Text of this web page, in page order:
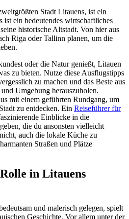
Stadt Litauens, ist ein
ein bedeutendes wirtschaftliches
historische Altstadt. Von hier aus
Riga oder Tallinn planen, um die
oder die Natur genießt, Litauen
zu bieten. Nutze diese Ausflugstipps
zu machen und das Beste aus
Umgebung herauszuholen.
mit einem geführten Rundgang, um
zu entdecken. Ein Reiseführer für
Einblicke in die
die du ansonsten vielleicht
auch die lokale Küche zu
Straßen und Plätze
in Litauens
und malerisch gelegen, spielt
Geschichte. Vor allem unter der